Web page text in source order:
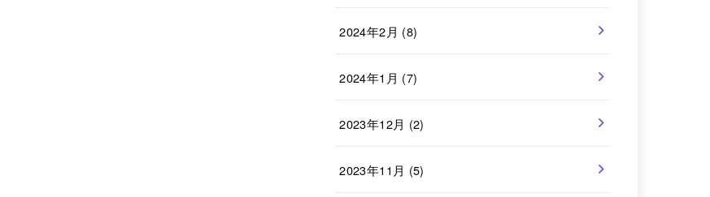
2024年2月 (8)
2024年1月 (7)
2023年12月 (2)
2023年11月 (5)